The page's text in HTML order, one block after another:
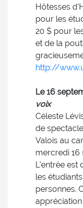
Hôtesses
pour les
20 $ pour
et de la
http://
Le 16
voix
Céleste
de
Valois au
mercredi 16
L’entrée
les
personnes.